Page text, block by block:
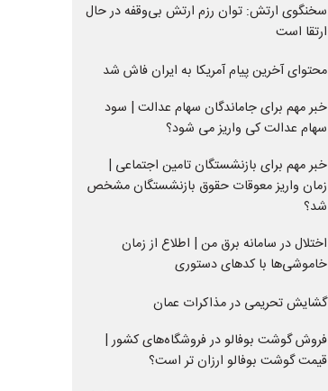
سخنگوی ارتش: توان رزم ارتش بی‌وقفه در حال
ارتقا است
محتوای آخرین پیام آمریکا به ایران فاش شد
خبر مهم برای جاماندگان سهام عدالت | سود
سهام عدالت کی واریز می شود؟
خبر مهم برای بازنشستگان تامین اجتماعی |
زمان واریز معوقات حقوق بازنشستگان مشخص
شد؟
اختلال در سامانه برق من | اطلاع از زمان
خاموشی‌ها با کدهای دستوری
گشایش تحریمی در مذاکرات عمان
فروش گوشت بوفالو در فروشگاه‌های کشور |
قیمت گوشت بوفالو ارزان تر است؟